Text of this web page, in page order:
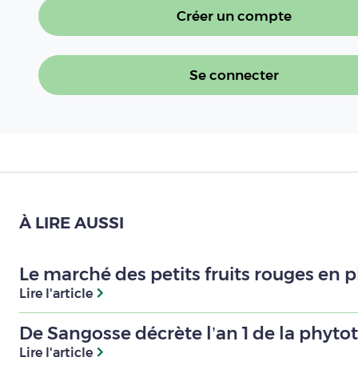
Créer un compte
Se connecter
À LIRE AUSSI
Le marché des petits fruits rouges en
Lire l'article
De Sangosse décrète l’an 1 de la
Lire l'article